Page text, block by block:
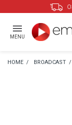
MENU
BROADCAST